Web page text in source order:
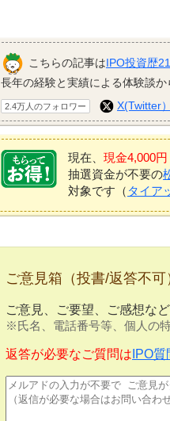
こちらの記事はIPO投資歴
長年の経験と実績による体験談か
2.4万人のフォロワー X(Twitter）
現在、 現金4,000
抽選資金が不要の
対象です（ タイア
ご意見箱（投書/返答不可
ご意見、ご要望、ご感想な
※氏名、電話番号等、個人の
返答が必要なご質問は IPO